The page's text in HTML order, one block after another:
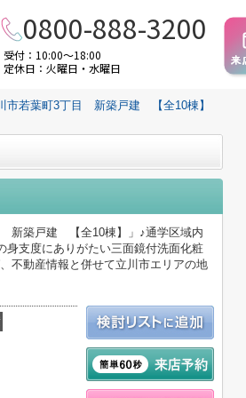
0800-888-3200
受付：10:00～18:00
定休日：火曜日・水曜日
市若葉町3丁目 新築戸建 【全10棟】
新築戸建 【全10棟】」♪通学区域内
身支度にありがたい三面鏡付洗面化粧
不動産情報と併せて立川市エリアの地